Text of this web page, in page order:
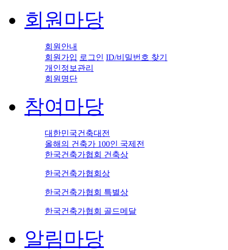
회원마당
회원안내
회원가입 로그인 ID/비밀번호 찾기
개인정보관리
회원명단
참여마당
대한민국건축대전
올해의 건축가 100인 국제전
한국건축가협회 건축상
한국건축가협회상
한국건축가협회 특별상
한국건축가협회 골드메달
알림마당